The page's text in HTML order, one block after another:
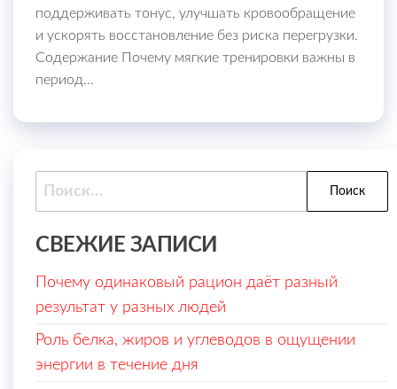
поддерживать тонус, улучшать кровообращение
и ускорять восстановление без риска перегрузки.
Содержание Почему мягкие тренировки важны в
период…
Найти:
СВЕЖИЕ ЗАПИСИ
Почему одинаковый рацион даёт разный
результат у разных людей
Роль белка, жиров и углеводов в ощущении
энергии в течение дня